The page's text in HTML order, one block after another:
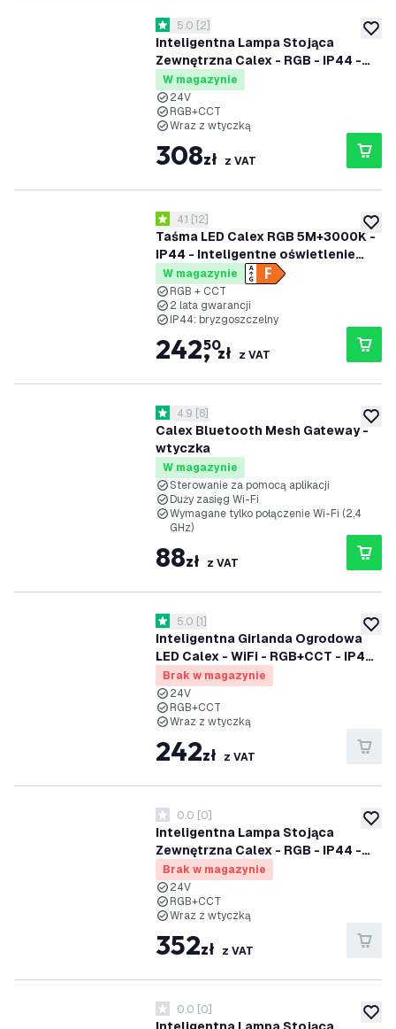
Inteligentna Lampa Stojąca
Zewnętrzna Calex - RGB - IP44 -
Podłącz i używaj - Oświetlenie
Słupka
otwórz panel recenzji
5 Gwiazdki oceny
5.0 [2]
W magazynie
24V
RGB+CCT
Wraz z wtyczką
308zł z VAT
dodaj
Taśma LED Calex RGB 5M+3000K -
IP44 - Inteligentne oświetlenie
ogrodu
otwórz panel recenzji
4.1 Gwiazdki oceny
4.1 [12]
W magazynie
RGB + CCT
2 lata gwarancji
IP44: bryzgoszczelny
242,
50zł z VAT
dodaj
Calex Bluetooth Mesh Gateway -
wtyczka
otwórz panel recenzji
4.9 Gwiazdki oceny
4.9 [8]
W magazynie
Sterowanie za pomocą aplikacji
Duży zasięg Wi-Fi
Wymagane tylko połączenie Wi-Fi (2,4
GHz)
88zł z VAT
dodaj
Inteligentna Girlanda Ogrodowa
LED Calex - WiFi - RGB+CCT - IP44
- Podłącz i używaj
otwórz panel recenzji
5 Gwiazdki oceny
5.0 [1]
Brak w magazynie
24V
RGB+CCT
Wraz z wtyczką
242zł z VAT
Inteligentna Lampa Stojąca
Zewnętrzna Calex - RGB - IP44 -
Podłącz i używaj - Oświetlenie
Słupka
0 Gwiazdki oceny
0.0 [0]
Brak w magazynie
24V
RGB+CCT
Wraz z wtyczką
352zł z VAT
0 Gwiazdki oceny
0.0 [0]